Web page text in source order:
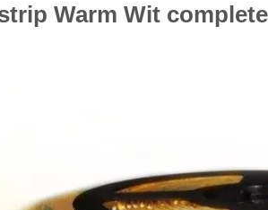
Warm Wit